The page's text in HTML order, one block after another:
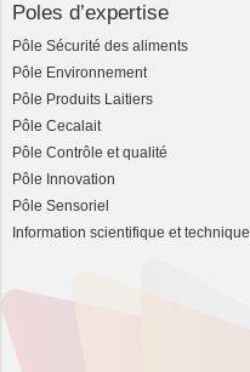
Poles d’expertise
Pôle Sécurité des aliments
Pôle Environnement
Pôle Produits Laitiers
Pôle Cecalait
Pôle Contrôle et qualité
Pôle Innovation
Pôle Sensoriel
Information scientifique et technique